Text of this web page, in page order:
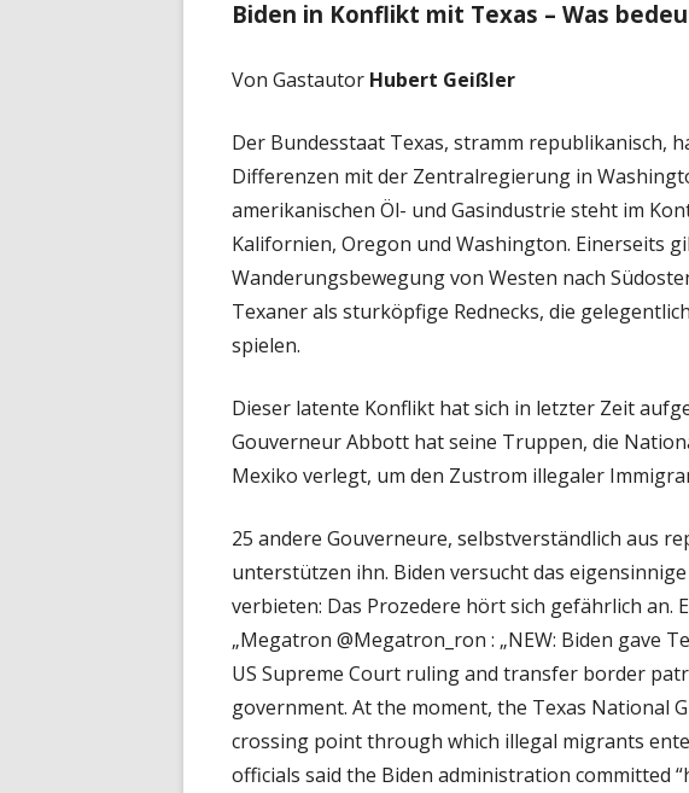
Biden in Konflikt mit Texas – Was
Von Gastautor Hubert Geißler
Der Bundesstaat Texas, stramm republikanisch,
Differenzen mit der Zentralregierung in
amerikanischen Öl- und Gasindustrie steht im
Kalifornien, Oregon und Washington. Einerseits
Wanderungsbewegung von Westen nach
Texaner als sturköpfige Rednecks, die
spielen.
Dieser latente Konflikt hat sich in letzter Zeit
Gouverneur Abbott hat seine Truppen, die
Mexiko verlegt, um den Zustrom illegaler
25 andere Gouverneure, selbstverständlich aus
unterstützen ihn. Biden versucht das
verbieten: Das Prozedere hört sich gefährlich an.
„Megatron @Megatron_ron : „NEW: Biden gave
US Supreme Court ruling and transfer border
government. At the moment, the Texas National
crossing point through which illegal migrants
officials said the Biden administration committed